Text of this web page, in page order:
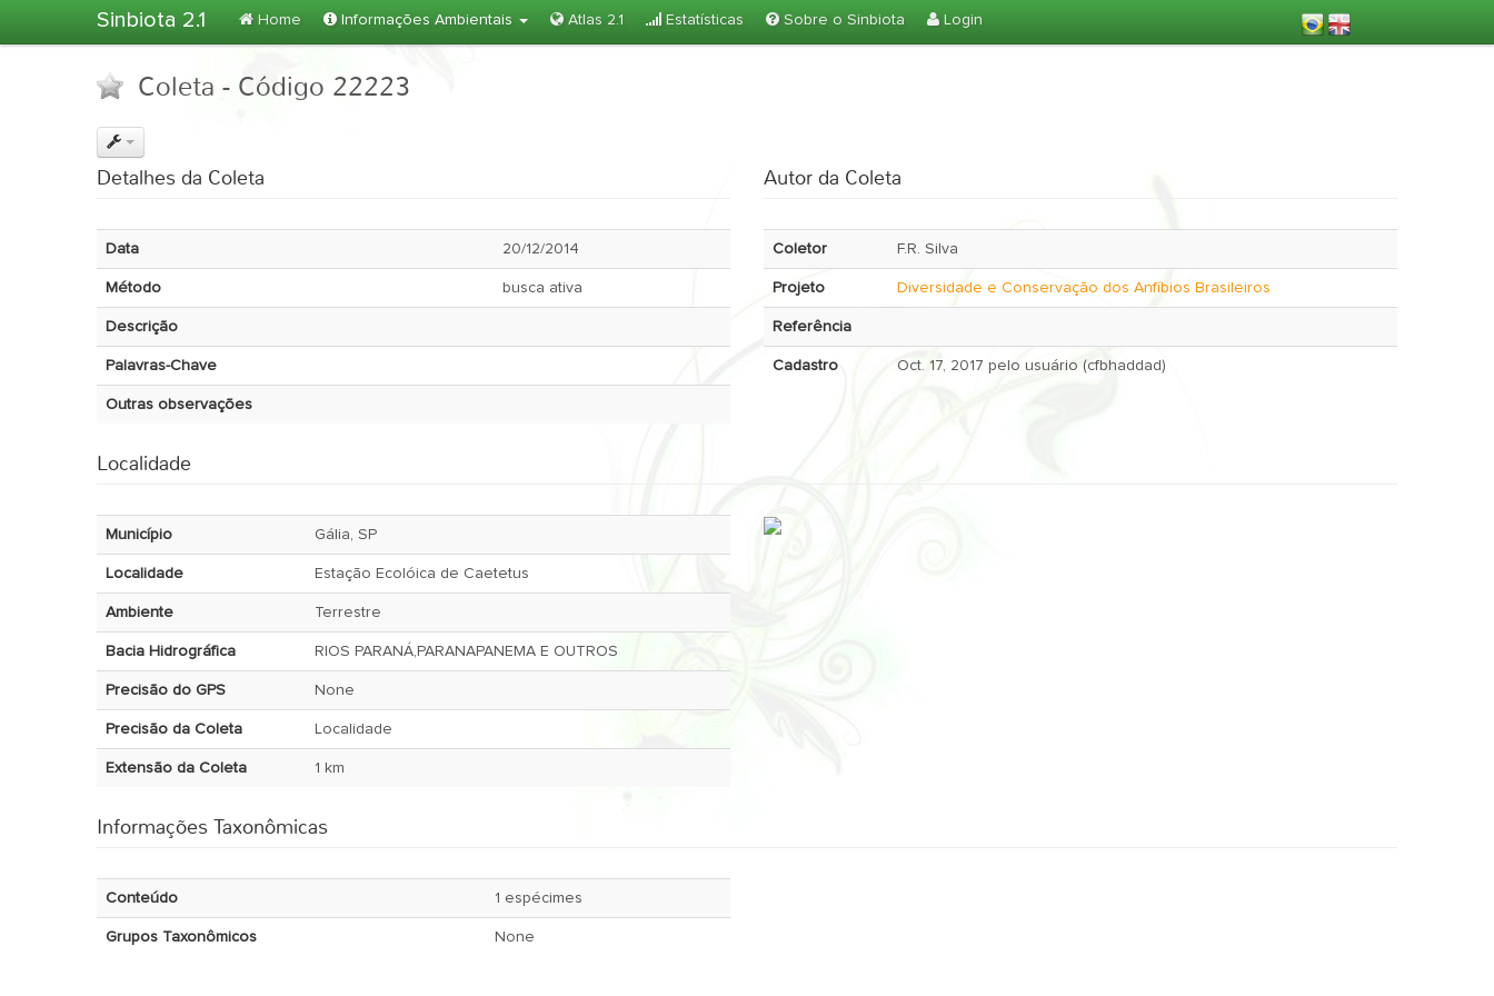
Sinbiota 2.1 Home Informações Ambientais Atlas 2.1 Estatísticas Sobre o Sinbiota Login
Coleta - Código 22223
Detalhes da Coleta
Data 20/12/2014
Método busca ativa
Descrição
Palavras-Chave
Outras observações
Autor da Coleta
Coletor F.R. Silva
Projeto Diversidade e Conservação dos Anfíbios Brasileiros
Referência
Cadastro Oct. 17, 2017 pelo usuário (cfbhaddad)
Localidade
Município Gália, SP
Localidade Estação Ecolóica de Caetetus
Ambiente Terrestre
Bacia Hidrográfica RIOS PARANÁ,PARANAPANEMA E OUTROS
Precisão do GPS None
Precisão da Coleta Localidade
Extensão da Coleta 1 km
Informações Taxonômicas
Conteúdo 1 espécimes
Grupos Taxonômicos None